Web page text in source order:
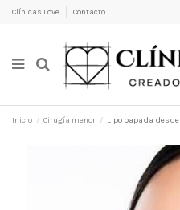
Clínicas Love Contacto
Inicio Cirugía menor Lipo papada desde